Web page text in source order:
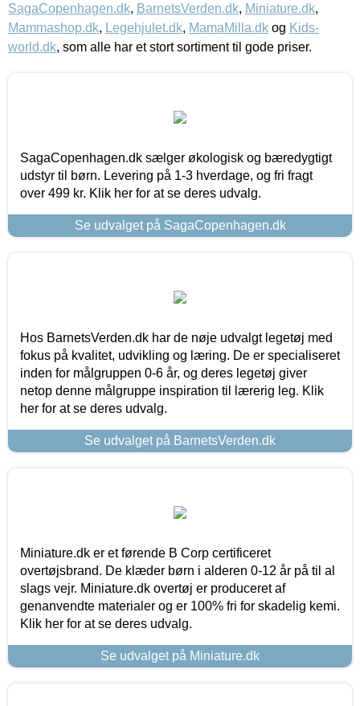
SagaCopenhagen.dk, BarnetsVerden.dk, Miniature.dk,
Mammashop.dk, Legehjulet.dk, MamaMilla.dk og Kids-
world.dk, som alle har et stort sortiment til gode priser.
SagaCopenhagen.dk sælger økologisk og bæredygtigt
udstyr til børn. Levering på 1-3 hverdage, og fri fragt
over 499 kr. Klik her for at se deres udvalg.
Se udvalget på SagaCopenhagen.dk
Hos BarnetsVerden.dk har de nøje udvalgt legetøj med
fokus på kvalitet, udvikling og læring. De er specialiseret
inden for målgruppen 0-6 år, og deres legetøj giver
netop denne målgruppe inspiration til lærerig leg. Klik
her for at se deres udvalg.
Se udvalget på BarnetsVerden.dk
Miniature.dk er et førende B Corp certificeret
overtøjsbrand. De klæder børn i alderen 0-12 år på til al
slags vejr. Miniature.dk overtøj er produceret af
genanvendte materialer og er 100% fri for skadelig kemi.
Klik her for at se deres udvalg.
Se udvalget på Miniature.dk